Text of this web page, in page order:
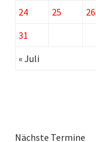
24
25 26
31
« Juli
Nächste Termine